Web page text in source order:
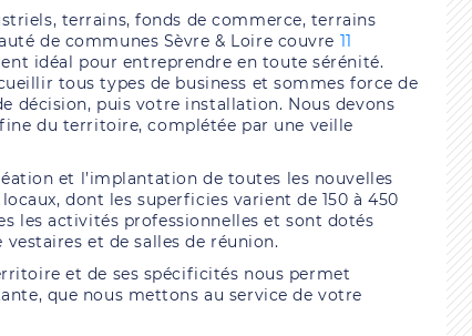
terrains, fonds de commerce, terrains
de communes Sèvre & Loire couvre 11
idéal pour entreprendre en toute sérénité.
tous types de business et sommes force de
décision, puis votre installation. Nous devons
du territoire, complétée par une veille
et l’implantation de toutes les nouvelles
dont les superficies varient de 150 à 450
les activités professionnelles et sont dotés
vestaires et de salles de réunion.
et de ses spécificités nous permet
que nous mettons au service de votre